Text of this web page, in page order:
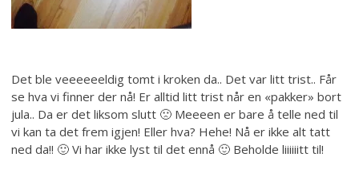
Det ble veeeeeeldig tomt i kroken da.. Det var litt trist.. Får
se hva vi finner der nå! Er alltid litt trist når en «pakker» bort
jula.. Da er det liksom slutt 🙁 Meeeen er bare å telle ned til
vi kan ta det frem igjen! Eller hva? Hehe! Nå er ikke alt tatt
ned da!! 🙂 Vi har ikke lyst til det ennå 🙂 Beholde liiiiiitt til!